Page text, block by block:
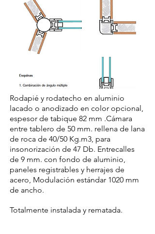
Rodapié y rodatecho en aluminio
lacado o anodizado en color opcional,
espesor de tabique 82 mm .Cámara
entre tablero de 50 mm. rellena de lana
de roca de 40/50 Kg.m3, para
insonorización de 47 Db. Entrecalles
de 9 mm. con fondo de aluminio,
paneles registrables y herrajes de
acero, Modulación estándar 1020 mm
de ancho.
Totalmente instalada y rematada.